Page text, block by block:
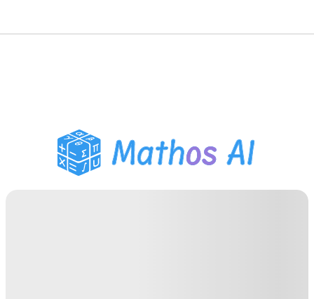
PDF Huiswerk Helper
Studietools